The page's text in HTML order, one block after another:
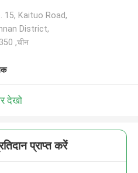
15, Kaituo Road,
District,
,चीन
देखो
प्राप्त करें